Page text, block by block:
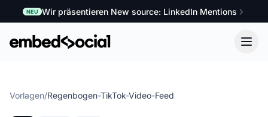
NEU Wir präsentieren New source: LinkedIn Mentions
Vorlagen/Regenbogen-TikTok-Video-Feed